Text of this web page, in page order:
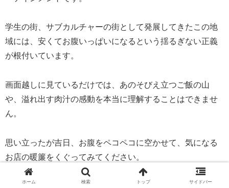
学生の街、サブカルチャーの街として発展してきたこの地
域には、安くてお腹いっぱいになるという揺るぎない正義
が根付いています。
画面越しに見ているだけでは、あのそびえ立つご飯の山
や、溢れ出す肉汁の感動を本当に理解することはできませ
ん。
思い立ったが吉日、お腹をペコペコに空かせて、気になる
お店の暖簾をくぐってみてください。
優しくて温かい店主たちの笑顔と、想像を絶するボリュー
ホーム 検索 トップ サイドバー